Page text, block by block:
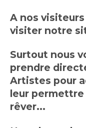
A nos
visiter notre
Surtout nous
prendre
Artistes pour
leur
rêver...